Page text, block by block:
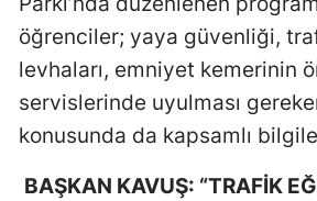
öğrenciler; yaya güvenliği,
levhaları, emniyet kemerinin
servislerinde uyulması
konusunda da kapsamlı
BAŞKAN KAVUŞ: “TRAFİK